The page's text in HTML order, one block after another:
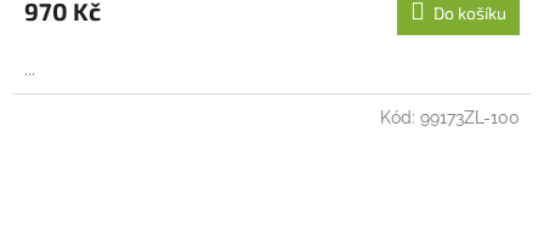
970 Kč Do košíku
...
Kód: 99173ZL-100